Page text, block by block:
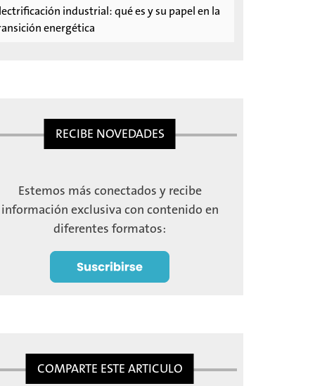
industrial: qué es y su papel en la
energética
RECIBE NOVEDADES
Estemos más conectados y recibe
información exclusiva con contenido en
diferentes formatos:
COMPARTE ESTE ARTICULO